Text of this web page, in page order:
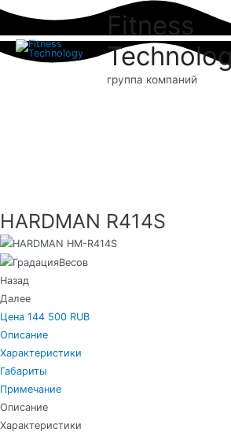
Перейти
содержимому
Fitness
группа компаний
HARDMAN R414S
Назад
Далее
Цена 144 500 RUB
Описание
Характеристики
Габариты
Примечание
Описание
Характеристики